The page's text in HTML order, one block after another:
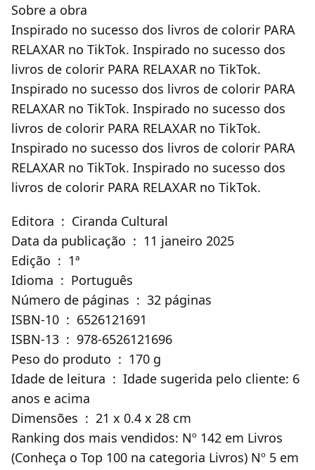
Sobre a obra
Inspirado no sucesso dos livros de colorir PARA
RELAXAR no TikTok. Inspirado no sucesso dos
livros de colorir PARA RELAXAR no TikTok.
Inspirado no sucesso dos livros de colorir PARA
RELAXAR no TikTok. Inspirado no sucesso dos
livros de colorir PARA RELAXAR no TikTok.
Inspirado no sucesso dos livros de colorir PARA
RELAXAR no TikTok. Inspirado no sucesso dos
livros de colorir PARA RELAXAR no TikTok.
Editora ‏ : ‎ Ciranda Cultural
Data da publicação ‏ : ‎ 11 janeiro 2025
Edição ‏ : ‎ 1ª
Idioma ‏ : ‎ Português
Número de páginas ‏ : ‎ 32 páginas
ISBN-10 ‏ : ‎ 6526121691
ISBN-13 ‏ : ‎ 978-6526121696
Peso do produto ‏ : ‎ 170 g
Idade de leitura ‏ : ‎ Idade sugerida pelo cliente: 6
anos e acima
Dimensões ‏ : ‎ 21 x 0.4 x 28 cm
Ranking dos mais vendidos: Nº 142 em Livros
(Conheça o Top 100 na categoria Livros) Nº 5 em